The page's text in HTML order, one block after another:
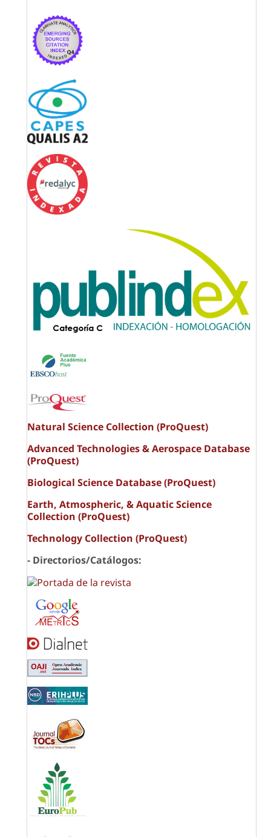
Natural Science Collection (ProQuest)
Advanced Technologies & Aerospace Database
(ProQuest)
Biological Science Database (ProQuest)
Earth, Atmospheric, & Aquatic Science
Collection (ProQuest)
Technology Collection (ProQuest)
- Directorios/Catálogos: